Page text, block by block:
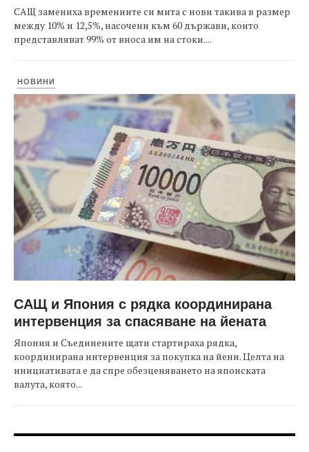
САЩ замениха временните си мита с нови такива в размер
между 10% и 12,5%, насочени към 60 държави, които
представляват 99% от вноса им на стоки....
НОВИНИ
САЩ и Япония с рядка координирана
интервенция за спасяване на йената
Япония и Съединените щати стартираха рядка,
координирана интервенция за покупка на йени. Целта на
инициативата е да спре обезценяването на японската
валута, която...